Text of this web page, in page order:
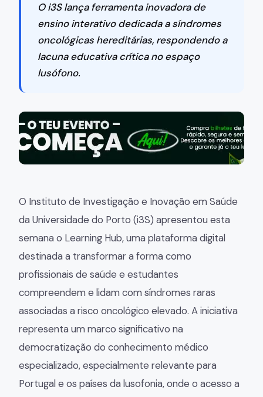
O i3S lança ferramenta inovadora de
ensino interativo dedicada a síndromes
oncológicas hereditárias, respondendo a
lacuna educativa crítica no espaço
lusófono.
O Instituto de Investigação e Inovação em Saúde
da Universidade do Porto (i3S) apresentou esta
semana o Learning Hub, uma plataforma digital
destinada a transformar a forma como
profissionais de saúde e estudantes
compreendem e lidam com síndromes raras
associadas a risco oncológico elevado. A iniciativa
representa um marco significativo na
democratização do conhecimento médico
especializado, especialmente relevante para
Portugal e os países da lusofonia, onde o acesso a